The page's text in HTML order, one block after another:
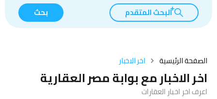
البحث المتقدم بحث
الصفحة الرئيسية اخر الاخبار
اخر الاخبار مع بوابة مصر العقارية
اعرف اخر اخبار العقارات